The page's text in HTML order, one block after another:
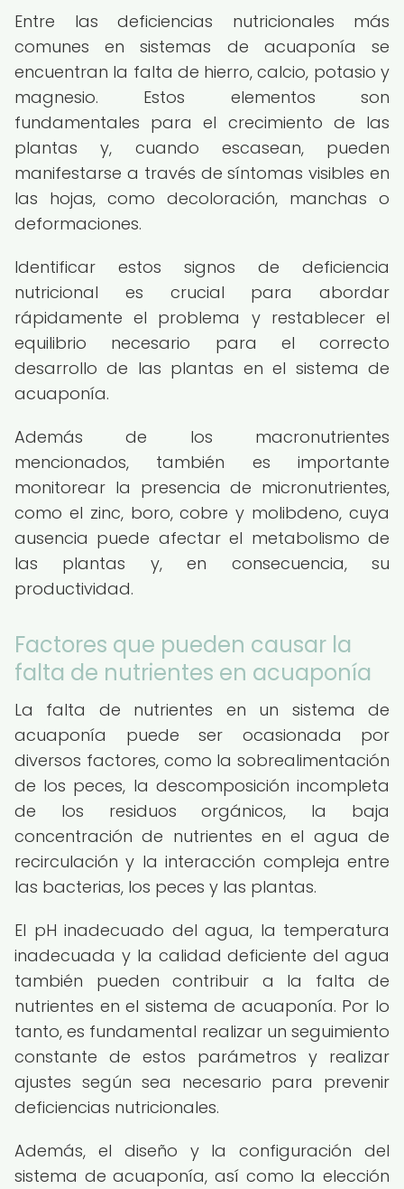
Entre las deficiencias nutricionales más
comunes en sistemas de acuaponía se
encuentran la falta de hierro, calcio, potasio y
magnesio. Estos elementos son
fundamentales para el crecimiento de las
plantas y, cuando escasean, pueden
manifestarse a través de síntomas visibles en
las hojas, como decoloración, manchas o
deformaciones.
Identificar estos signos de deficiencia
nutricional es crucial para abordar
rápidamente el problema y restablecer el
equilibrio necesario para el correcto
desarrollo de las plantas en el sistema de
acuaponía.
Además de los macronutrientes
mencionados, también es importante
monitorear la presencia de micronutrientes,
como el zinc, boro, cobre y molibdeno, cuya
ausencia puede afectar el metabolismo de
las plantas y, en consecuencia, su
productividad.
Factores que pueden causar la
falta de nutrientes en acuaponía
La falta de nutrientes en un sistema de
acuaponía puede ser ocasionada por
diversos factores, como la sobrealimentación
de los peces, la descomposición incompleta
de los residuos orgánicos, la baja
concentración de nutrientes en el agua de
recirculación y la interacción compleja entre
las bacterias, los peces y las plantas.
El pH inadecuado del agua, la temperatura
inadecuada y la calidad deficiente del agua
también pueden contribuir a la falta de
nutrientes en el sistema de acuaponía. Por lo
tanto, es fundamental realizar un seguimiento
constante de estos parámetros y realizar
ajustes según sea necesario para prevenir
deficiencias nutricionales.
Además, el diseño y la configuración del
sistema de acuaponía, así como la elección